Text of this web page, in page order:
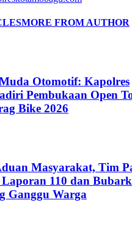
MORE FROM AUTHOR
Otomotif: Kapolres
Pembukaan Open
Bike 2026
Masyarakat, Tim
110 dan
Ganggu Warga